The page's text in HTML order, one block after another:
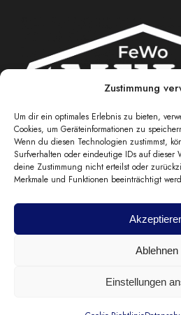
Zustimmung
Um dir ein optimales Erlebnis zu bieten,
Cookies, um Geräteinformationen zu
Wenn du diesen Technologien zustimmst,
Surfverhalten oder eindeutige IDs auf dieser
deine Zustimmung nicht erteilst oder
Merkmale und Funktionen beeinträchtigt
Ablehnen
Einstellungen
JETZT MEHR ERFAHREN
Ferienwohnungen
Datenschutz